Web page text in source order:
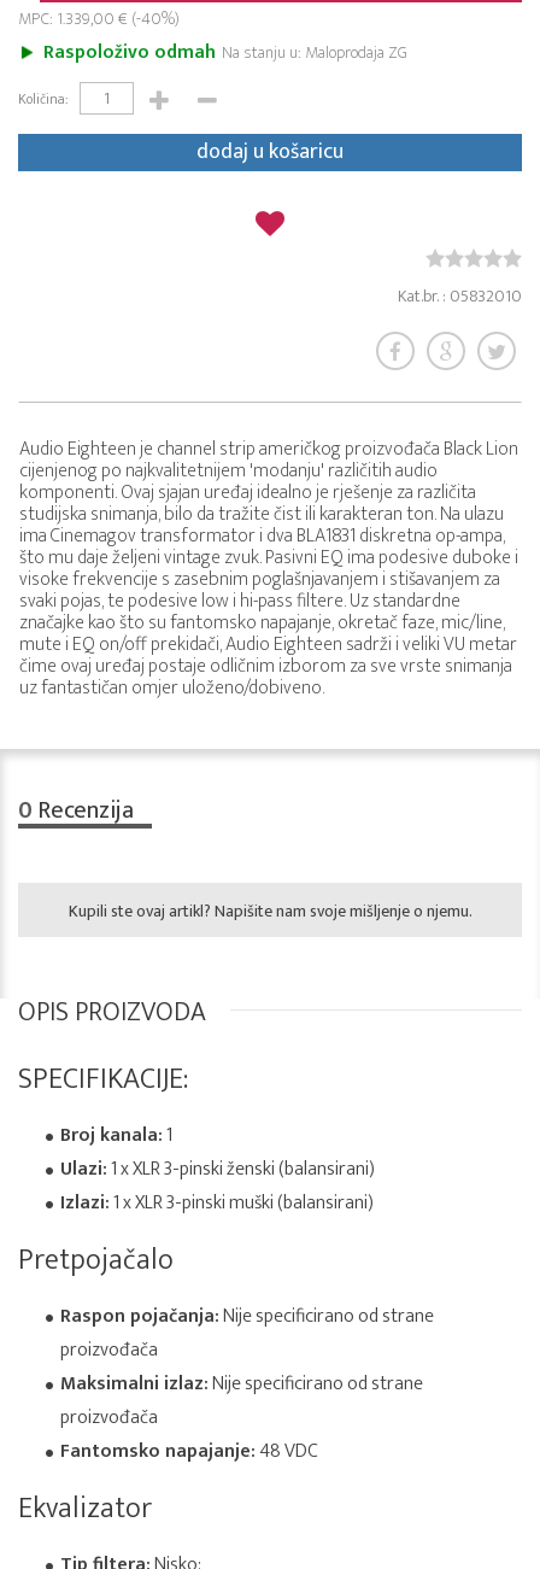
MPC: 1.339,00 € (-40%)
Raspoloživo odmah Na stanju u: Maloprodaja ZG
Količina:
dodaj u košaricu
Kat.br. : 05832010
Audio Eighteen je channel strip američkog proizvođača Black Lion
cijenjenog po najkvalitetnijem 'modanju' različitih audio
komponenti. Ovaj sjajan uređaj idealno je rješenje za različita
studijska snimanja, bilo da tražite čist ili karakteran ton. Na ulazu
ima Cinemagov transformator i dva BLA1831 diskretna op-ampa,
što mu daje željeni vintage zvuk. Pasivni EQ ima podesive duboke i
visoke frekvencije s zasebnim poglašnjavanjem i stišavanjem za
svaki pojas, te podesive low i hi-pass filtere. Uz standardne
značajke kao što su fantomsko napajanje, okretač faze, mic/line,
mute i EQ on/off prekidači, Audio Eighteen sadrži i veliki VU metar
čime ovaj uređaj postaje odličnim izborom za sve vrste snimanja
uz fantastičan omjer uloženo/dobiveno.
0 Recenzija
Kupili ste ovaj artikl? Napišite nam svoje mišljenje o njemu.
OPIS PROIZVODA
SPECIFIKACIJE:
Broj kanala:1
Ulazi:1 x XLR 3-pinski ženski (balansirani)
Izlazi:1 x XLR 3-pinski muški (balansirani)
Pretpojačalo
Raspon pojačanja:Nije specificirano od strane
proizvođača
Maksimalni izlaz:Nije specificirano od strane
proizvođača
Fantomsko napajanje:48 VDC
Ekvalizator